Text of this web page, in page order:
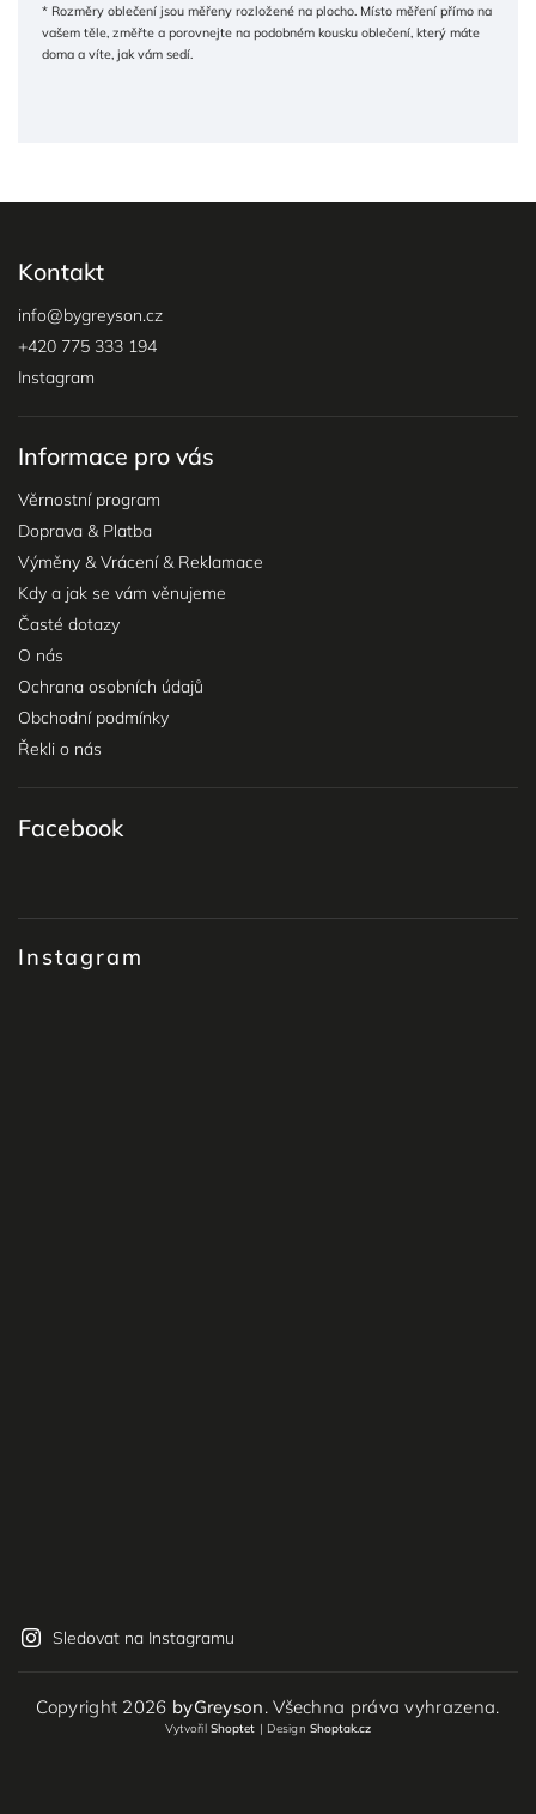
* Rozměry oblečení jsou měřeny rozložené na plocho. Místo měření přímo na
vašem těle, změřte a porovnejte na podobném kousku oblečení, který máte
doma a víte, jak vám sedí.
Kontakt
info@bygreyson.cz
+420 775 333 194
Instagram
Informace pro vás
Věrnostní program
Doprava & Platba
Výměny & Vrácení & Reklamace
Kdy a jak se vám věnujeme
Časté dotazy
O nás
Ochrana osobních údajů
Obchodní podmínky
Řekli o nás
Instagram
Sledovat na Instagramu
Facebook
Copyright 2026 byGreyson. Všechna práva vyhrazena.
VytvořilShoptet | DesignShoptak.cz